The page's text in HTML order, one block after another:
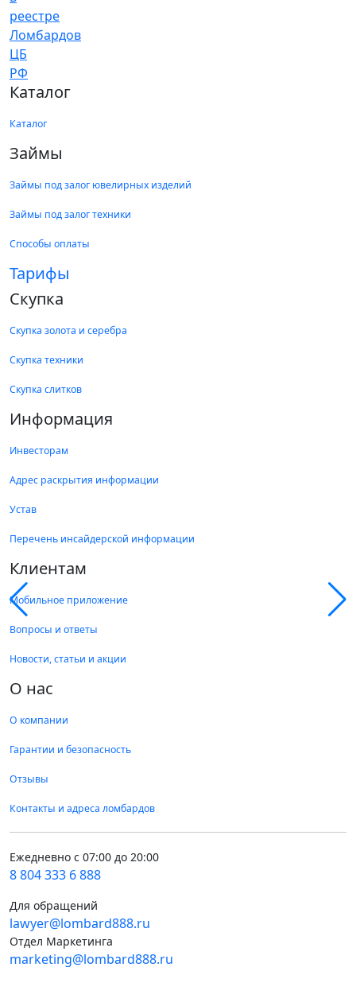
Каталог
Каталог
Займы
Займы под залог ювелирных изделий
Займы под залог техники
Способы оплаты
Тарифы
Скупка
Скупка золота и серебра
Скупка техники
Скупка слитков
Информация
Инвесторам
Адрес раскрытия информации
Устав
Перечень инсайдерской информации
Клиентам
Мобильное приложение
Вопросы и ответы
Новости, статьи и акции
О нас
О компании
Гарантии и безопасность
Отзывы
Контакты и адреса ломбардов
Ежедневно с 07:00 до 20:00
8 804 333 6 888
Для обращений
lawyer@lombard888.ru
Отдел Маркетинга
marketing@lombard888.ru